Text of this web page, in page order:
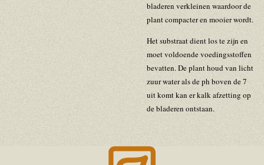
bladeren verkleinen waardoor de
plant compacter en mooier wordt.
Het substraat dient los te zijn en
moet voldoende voedingsstoffen
bevatten. De plant houd van licht
zuur water als de ph boven de 7
uit komt kan er kalk afzetting op
de bladeren ontstaan.